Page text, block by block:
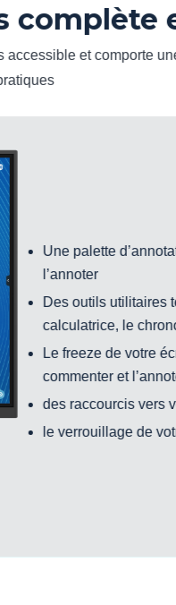
et comporte
Une palette
l’annoter
Des outils utilitaires
calculatrice, le
Le freeze de votre
commenter et
des raccourcis vers
le verrouillage de